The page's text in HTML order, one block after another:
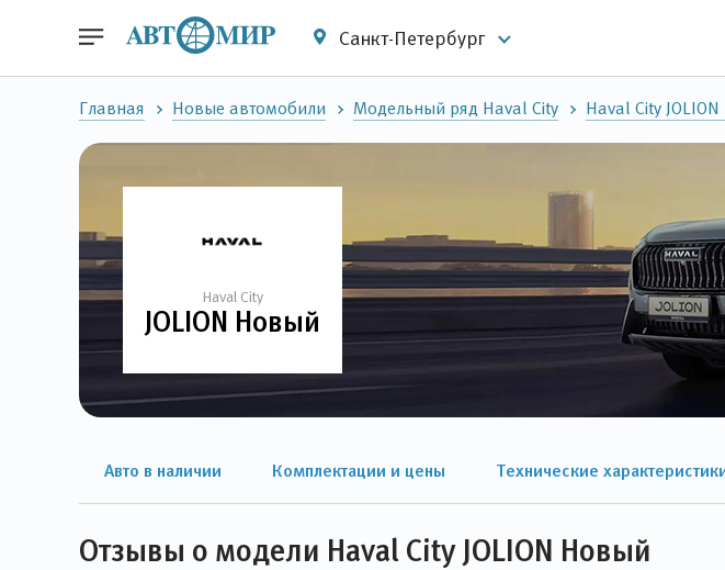
Санкт-Петербург
Главная Новые автомобили Модельный ряд Haval City Haval City
Haval City
JOLION Новый
Авто в наличии Комплектации и цены Технические
Отзывы о модели Haval City JOLION Новый